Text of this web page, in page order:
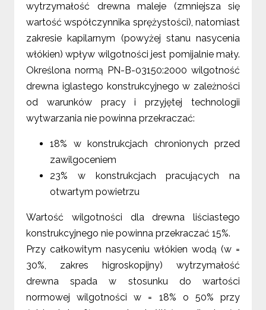
wytrzymałość drewna maleje (zmniejsza się
wartość współczynnika sprężystości), natomiast
zakresie kapilarnym (powyżej stanu nasycenia
włókien) wpływ wilgotności jest pomijalnie mały.
Określona normą PN-B-03150:2000 wilgotność
drewna iglastego konstrukcyjnego w zależności
od warunków pracy i przyjętej technologii
wytwarzania nie powinna przekraczać:
18% w konstrukcjach chronionych przed
zawilgoceniem
23% w konstrukcjach pracujących na
otwartym powietrzu
Wartość wilgotności dla drewna liściastego
konstrukcyjnego nie powinna przekraczać 15%.
Przy całkowitym nasyceniu włókien wodą (w =
30%, zakres higroskopijny) wytrzymałość
drewna spada w stosunku do wartości
normowej wilgotności w = 18% o 50% przy